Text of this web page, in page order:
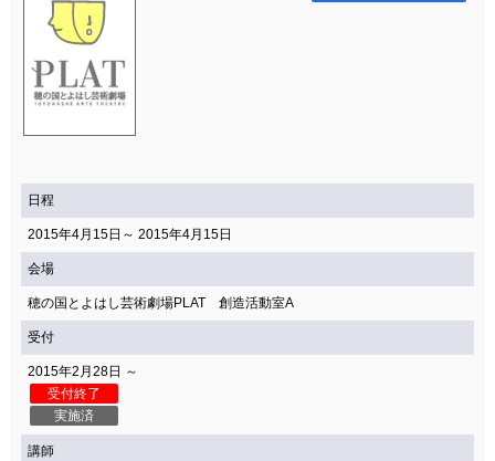
日程
2015年4月15日～ 2015年4月15日
会場
穂の国とよはし芸術劇場PLAT 創造活動室A
受付
2015年2月28日 ～
受付終了
実施済
講師